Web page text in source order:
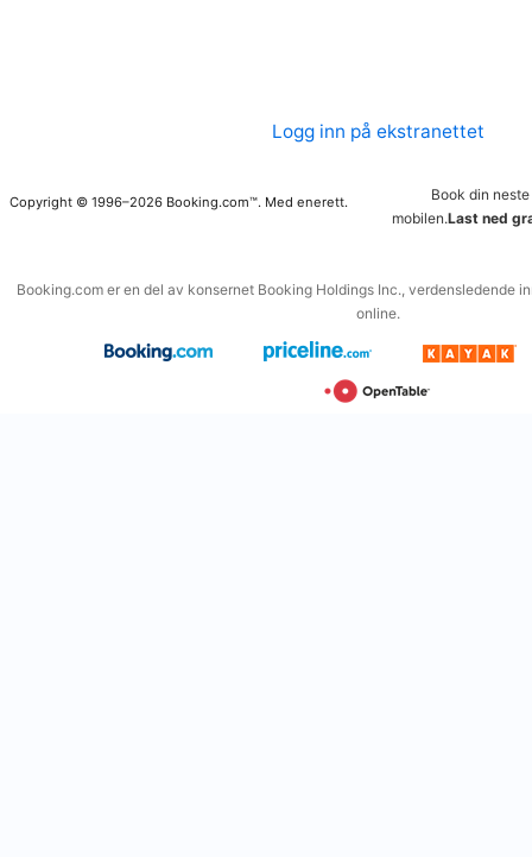
Logg inn på ekstranettet
Copyright © 1996–2026 Booking.com™. Med enerett.
Book din
mobilen.Last ned
Booking.com er en del av konsernet Booking Holdings Inc., verdensledende
online.